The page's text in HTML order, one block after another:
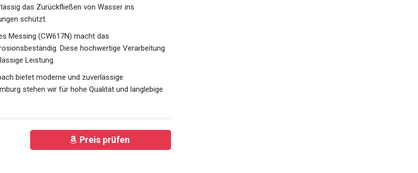
das Zurückfließen von Wasser ins
schützt.
(CW617N) macht das
Diese hochwertige Verarbeitung
Leistung.
moderne und zuverlässige
stehen wir für hohe Qualität und langlebige
Preis prüfen